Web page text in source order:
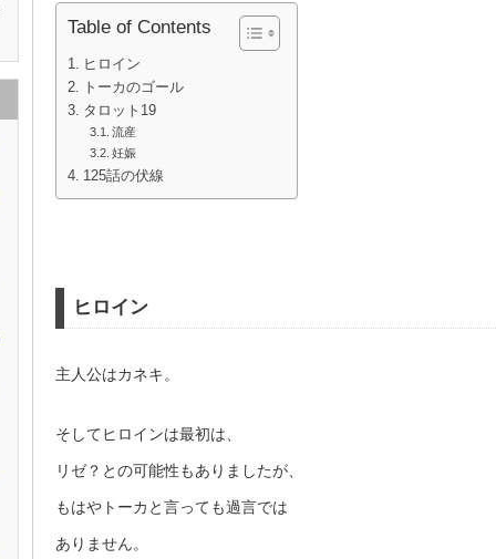
Table of Contents
ヒロイン
トーカのゴール
タロット19
流産
妊娠
125話の伏線
ヒロイン
主人公はカネキ。
そしてヒロインは最初は、
リゼ？との可能性もありましたが、
もはやトーカと言っても過言では
ありません。